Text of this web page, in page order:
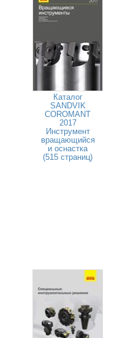
Каталог
SANDVIK
COROMANT
2017
Инструмент
вращающийся
и оснастка
(515 страниц)